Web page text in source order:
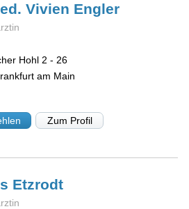
Vivien Engler
Hohl 2 - 26
am Main
Zum Profil
Etzrodt